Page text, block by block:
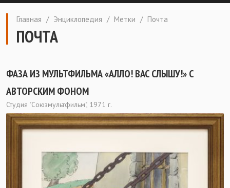
Главная / Энциклопедия / Метки / Почта
ПОЧТА
ФАЗА ИЗ МУЛЬТФИЛЬМА «АЛЛО! ВАС СЛЫШУ!» С
АВТОРСКИМ ФОНОМ
Студия "Союзмультфильм", 1971 г.